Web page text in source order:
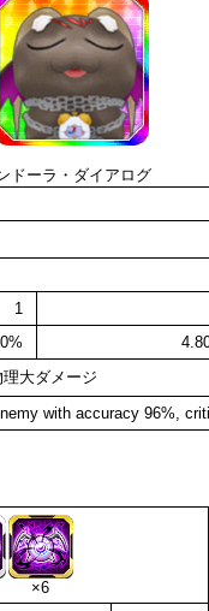
ドーラ・ダイアログ
1
大ダメージ
with accuracy 96%,
×6